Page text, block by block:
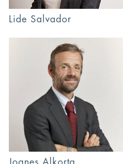
Lide Salvador